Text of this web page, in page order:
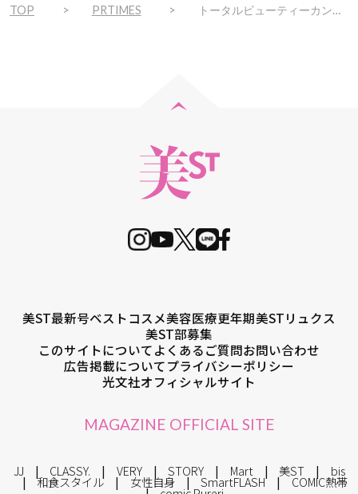
TOP PRTIMES トータルビューティーカンパニーukaのインスタライブ「ukaの部屋」が5/7からリニューアル！「進もuka」を毎週土日にインスタグラムで配信します。
美ST最新号ベストコスメ美容医療更年期美STリュクス
美ST部募集
このサイトについてよくあるご質問お問い合わせ
広告掲載についてプライバシーポリシー
光文社オフィシャルサイト
MAGAZINE OFFICIAL SITE
JJ CLASSY. VERY STORY Mart 美ST bis
和食スタイル 女性自身 SmartFLASH COMIC熱帯